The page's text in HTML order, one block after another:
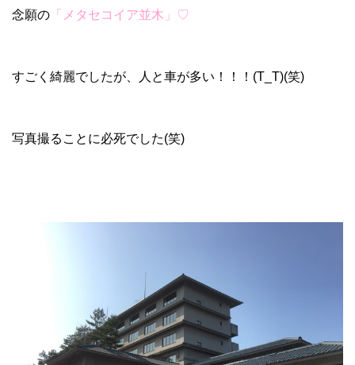
念願の 「メタセコイア並木」♡
すごく綺麗でしたが、人と車が多い！！！(T_T)(笑)
写真撮ることに必死でした(笑)